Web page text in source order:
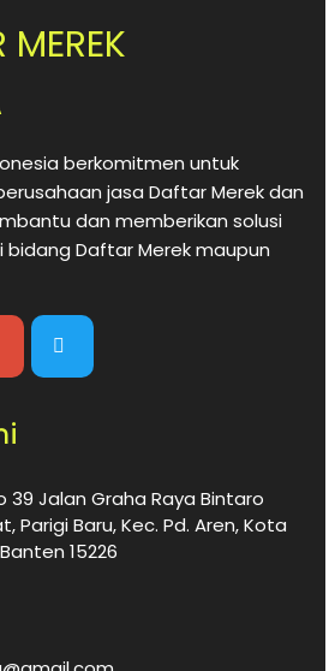
MEREK
berkomitmen untuk
jasa Daftar Merek dan
dan memberikan solusi
bidang Daftar Merek maupun
39 Jalan Graha Raya Bintaro
Parigi Baru, Kec. Pd. Aren, Kota
15226